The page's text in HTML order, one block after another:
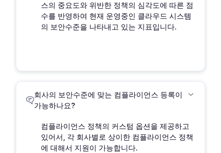
스의 중요도와 위반한 정책의 심각도에 따른 점
수를 반영하여 현재 운영중인 클라우드 시스템
의 보안수준을 나타내고 있는 지표입니다.
회사의 보안수준에 맞는 컴플라이언스 등록이
가능하나요?
컴플라이언스 정책의 커스텀 옵션을 제공하고
있어서, 각 회사별로 상이한 컴플라이언스 정책
에 대해서 지원이 가능합니다.